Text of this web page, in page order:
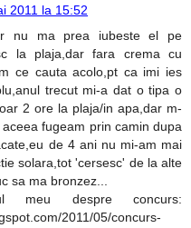
2011 la 15:52
nu ma prea iubeste el pe
la plaja,dar fara crema cu
ce cauta acolo,pt ca imi ies
trecut mi-a dat o tipa o
2 ore la plaja/in apa,dar m-
fugeam prin camin dupa
de 4 ani nu mi-am mai
solara,tot 'cersesc' de la alte
sa ma bronzez...
meu despre concurs:
2011/05/concurs-